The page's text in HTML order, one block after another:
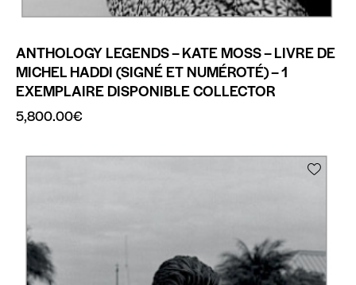
ANTHOLOGY LEGENDS – KATE MOSS – LIVRE DE
MICHEL HADDI (SIGNÉ ET NUMÉROTÉ) – 1
EXEMPLAIRE DISPONIBLE COLLECTOR
5,800.00€